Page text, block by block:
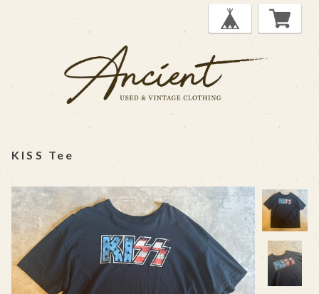
KISS Tee